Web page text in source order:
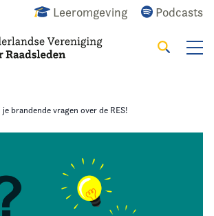
Leeromgeving Podcasts
Zoeken
je brandende vragen over de RES!